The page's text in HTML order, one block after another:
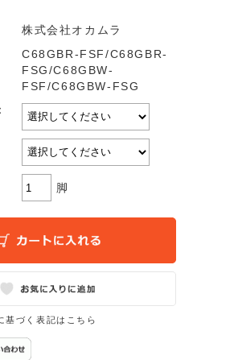
株式会社オカムラ
C68GBR-FSF/C68GBR-
FSG/C68GBW-
FSF/C68GBW-FSG
脚
基づく表記はこちら